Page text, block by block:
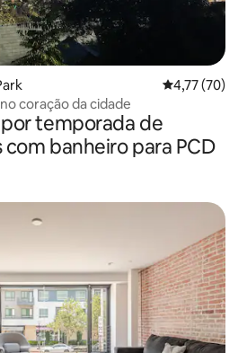
4,77 de uma
4,77 (70)
coração da cidade
temporada de
banheiro para PCD